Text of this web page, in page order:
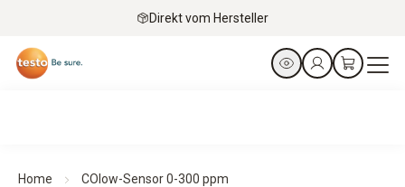
Direkt vom Hersteller
Home COlow-Sensor 0-300 ppm